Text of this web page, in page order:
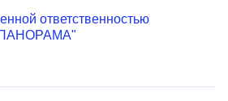
ответственностью